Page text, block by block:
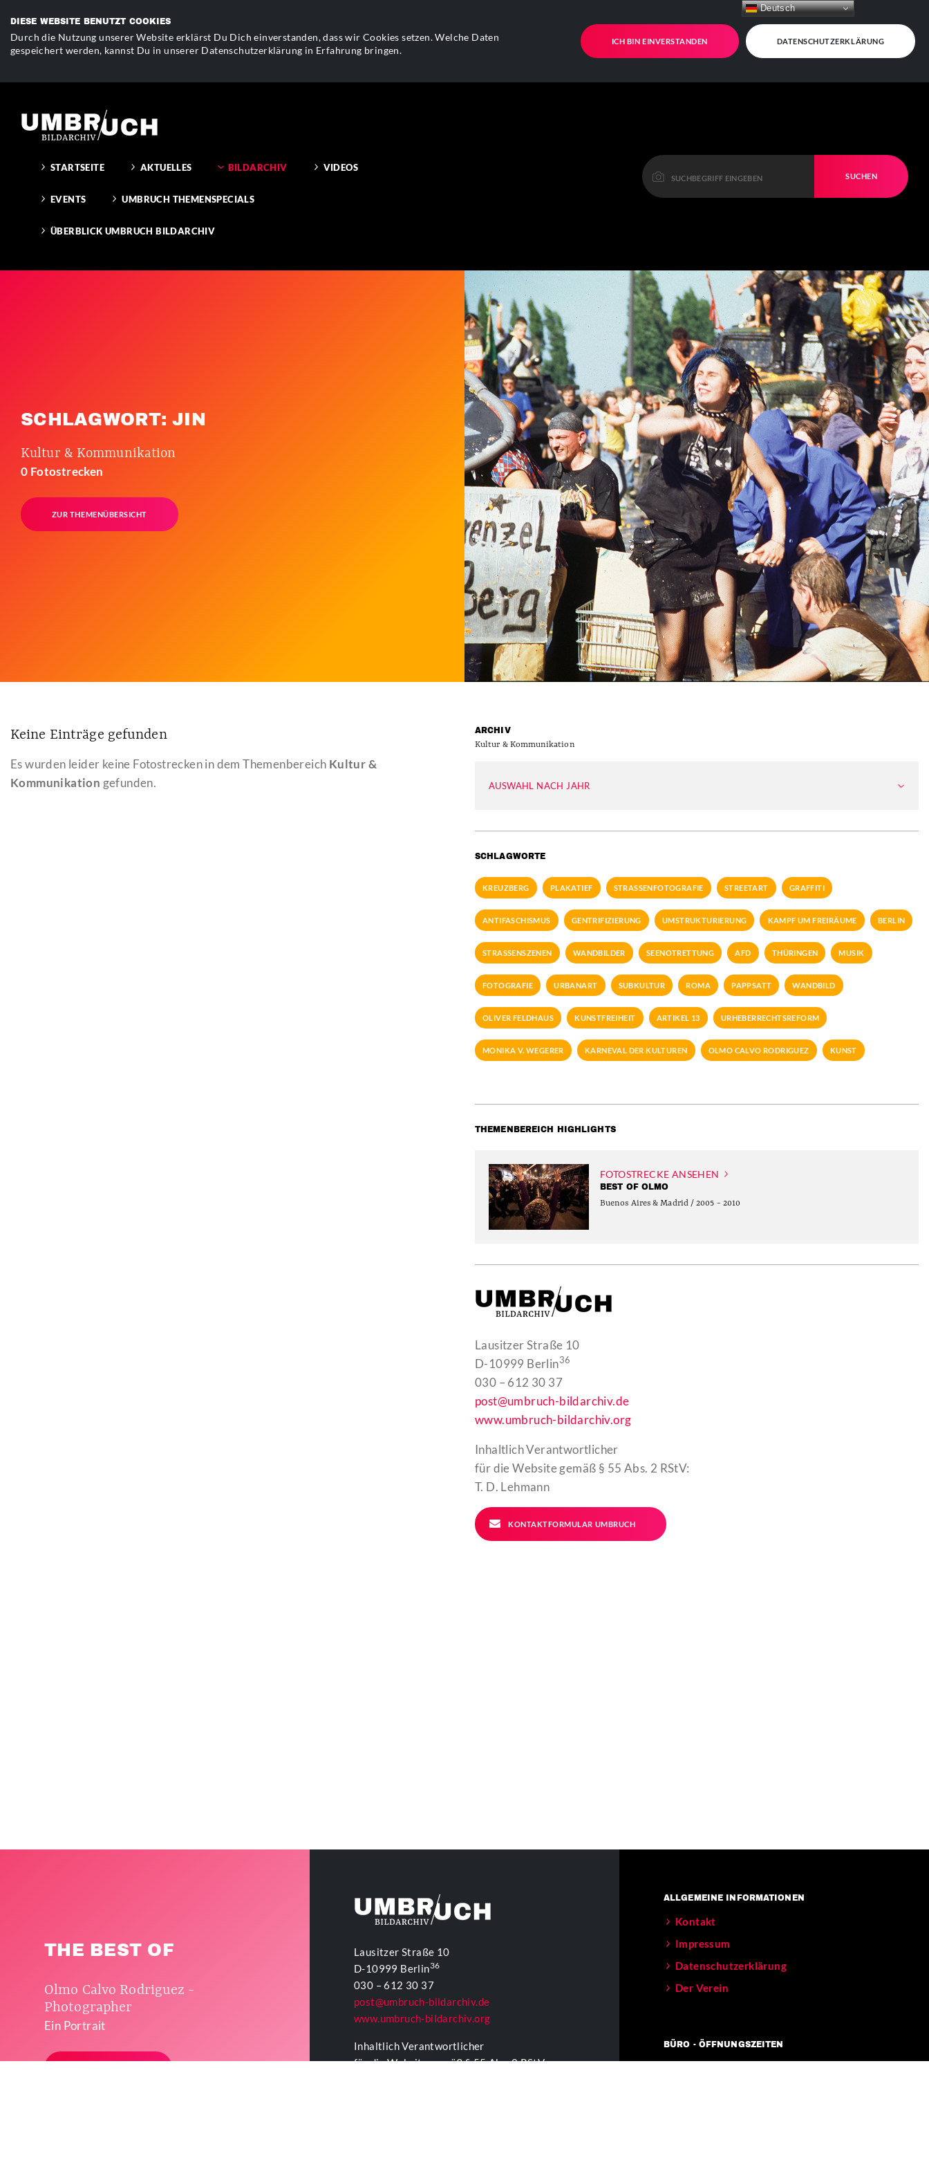
DIESE WEBSITE BENUTZT COOKIES
Durch die Nutzung unserer Website erklärst Du Dich einverstanden, dass wir Cookies setzen. Welche Daten
gespeichert werden, kannst Du in unserer Datenschutzerklärung in Erfahrung bringen.
ICH BIN EINVERSTANDEN DATENSCHUTZERKLÄRUNG
STARTSEITE AKTUELLES BILDARCHIV VIDEOS
EVENTS UMBRUCH THEMENSPECIALS
ÜBERBLICK UMBRUCH BILDARCHIV
SUCHEN
SCHLAGWORT: JIN
Kultur & Kommunikation
0 Fotostrecken
ZUR THEMENÜBERSICHT
Keine Einträge gefunden
Es wurden leider keine Fotostrecken in dem Themenbereich Kultur &
Kommunikation gefunden.
ARCHIV
Kultur & Kommunikation
AUSWAHL NACH JAHR
SCHLAGWORTE
KREUZBERG PLAKATIEF STRASSENFOTOGRAFIE STREETART GRAFFITI
ANTIFASCHISMUS GENTRIFIZIERUNG UMSTRUKTURIERUNG KAMPF UM FREIRÄUME BERLIN
STRASSENSZENEN WANDBILDER SEENOTRETTUNG AFD THÜRINGEN MUSIK
FOTOGRAFIE URBANART SUBKULTUR ROMA PAPPSATT WANDBILD
OLIVER FELDHAUS KUNSTFREIHEIT ARTIKEL 13 URHEBERRECHTSREFORM
MONIKA V. WEGERER KARNEVAL DER KULTUREN OLMO CALVO RODRIGUEZ KUNST
THEMENBEREICH HIGHLIGHTS
FOTOSTRECKE ANSEHEN
BEST OF OLMO
Buenos Aires & Madrid / 2005 - 2010
Lausitzer Straße 10
D-10999 Berlin36
030 – 612 30 37
post@umbruch-bildarchiv.de
www.umbruch-bildarchiv.org
Inhaltlich Verantwortlicher
für die Website gemäß § 55 Abs. 2 RStV:
T. D. Lehmann
KONTAKTFORMULAR UMBRUCH
THE BEST OF
Olmo Calvo Rodriguez -
Photographer
Ein Portrait
Lausitzer Straße 10
D-10999 Berlin36
030 – 612 30 37
post@umbruch-bildarchiv.de
www.umbruch-bildarchiv.org
Inhaltlich Verantwortlicher
für die Website gemäß § 55 Abs. 2 RStV:
ALLGEMEINE INFORMATIONEN
Kontakt
Impressum
Datenschutzerklärung
Der Verein
BÜRO - ÖFFNUNGSZEITEN
Deutsch